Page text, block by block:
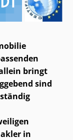
bringt
sind
in